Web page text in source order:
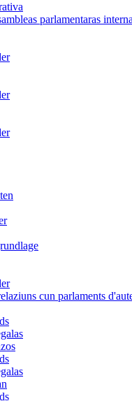
parlamentaras
cun parlaments